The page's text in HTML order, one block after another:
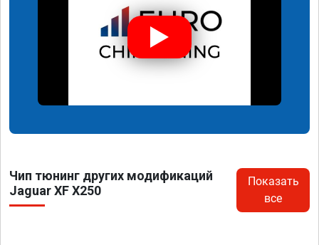
Чип тюнинг других модификаций
Jaguar XF X250
Показать
все